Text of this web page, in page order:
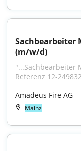
Sachbearbeiter
(m/w/d)
"...Sachbearbeiter
Referenz 12-
Amadeus Fire AG
Mainz